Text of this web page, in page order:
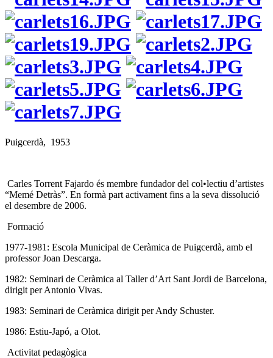
Puigcerdà, 1953
Carles Torrent Fajardo és membre fundador del col•lectiu d’artistes
“Memé Detràs”. En formà part activament fins a la seva dissolució
el desembre de 2006.
Formació
1977-1981: Escola Municipal de Ceràmica de Puigcerdà, amb el
professor Joan Descarga.
1982: Seminari de Ceràmica al Taller d’Art Sant Jordi de Barcelona,
dirigit per Antonio Vivas.
1983: Seminari de Ceràmica dirigit per Andy Schuster.
1986: Estiu-Japó, a Olot.
Activitat pedagògica